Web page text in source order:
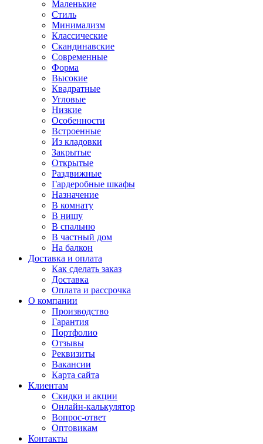
Маленькие
Стиль
Минимализм
Классические
Скандинавские
Современные
Форма
Высокие
Квадратные
Угловые
Низкие
Особенности
Встроенные
Из кладовки
Закрытые
Открытые
Раздвижные
Гардеробные шкафы
Назначение
В комнату
В нишу
В спальню
В частный дом
На балкон
Доставка и оплата
Как сделать заказ
Доставка
Оплата и рассрочка
О компании
Производство
Гарантия
Портфолио
Отзывы
Реквизиты
Вакансии
Карта сайта
Клиентам
Скидки и акции
Онлайн-калькулятор
Вопрос-ответ
Оптовикам
Контакты